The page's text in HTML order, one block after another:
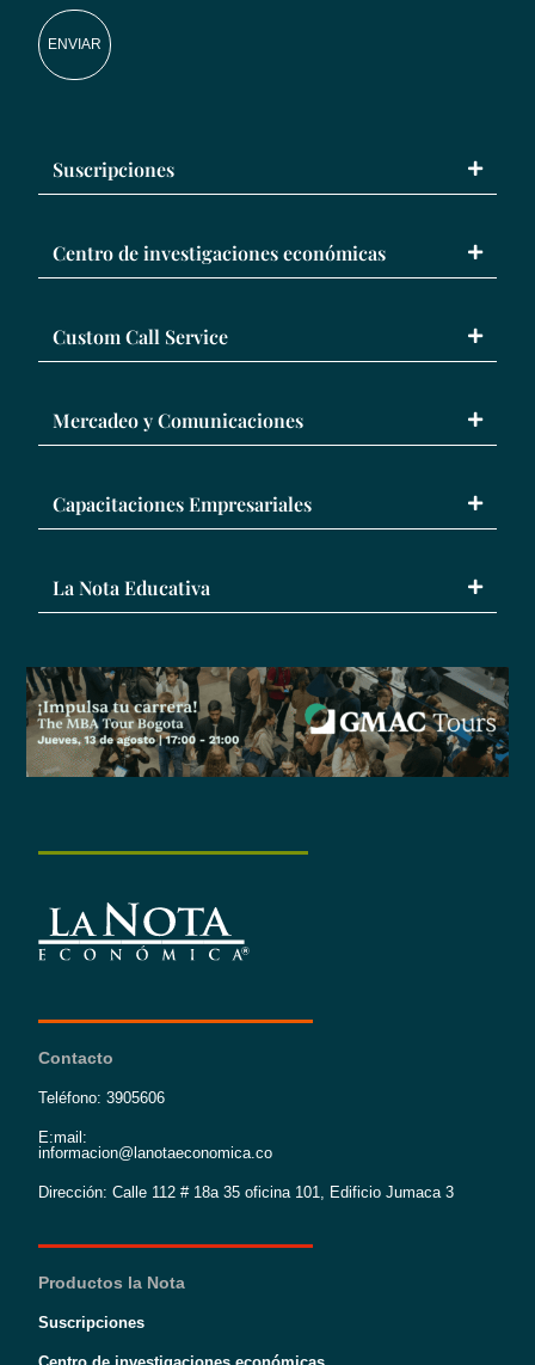
ENVIAR
Suscripciones
Centro de investigaciones económicas
Custom Call Service
Mercadeo y Comunicaciones
Capacitaciones Empresariales
La Nota Educativa
Contacto
Teléfono: 3905606
E:mail:
informacion@lanotaeconomica.co
Dirección: Calle 112 # 18a 35 oficina 101, Edificio Jumaca 3
Productos la Nota
Suscripciones